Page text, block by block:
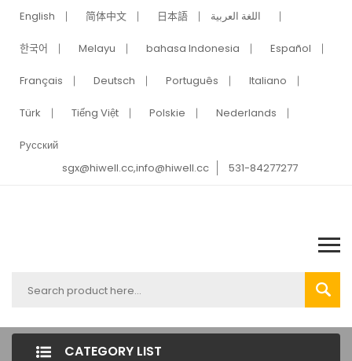
English 简体中文 日本語 اللغة العربية
한국어 Melayu bahasa Indonesia Español
Français Deutsch Português Italiano
Türk Tiếng Việt Polskie Nederlands
Pусский
sgx@hiwell.cc,info@hiwell.cc
531-84277277
CATEGORY LIST